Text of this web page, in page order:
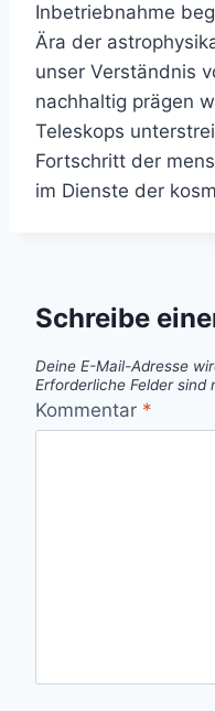
Inbetriebnahme
Ära der
unser Verständnis
nachhaltig prägen
Teleskops
Fortschritt der
im Dienste der
Schreibe
Deine E-Mail-Adresse
Erforderliche Felder sind
Kommentar *